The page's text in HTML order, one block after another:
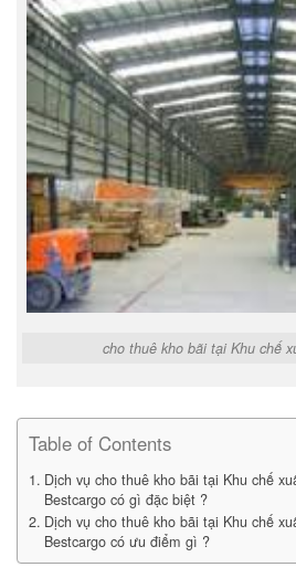
cho thuê kho bãi tại Khu chế
Table of Contents
Dịch vụ cho thuê kho bãi tại Khu chế
Bestcargo có gì đặc biệt ?
Dịch vụ cho thuê kho bãi tại Khu chế
Bestcargo có ưu điểm gì ?